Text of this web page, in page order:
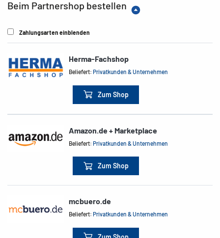
Beim Partnershop bestellen
Zahlungsarten einblenden
Herma-Fachshop
Beliefert:Privatkunden & Unternehmen
Zum Shop
Amazon.de + Marketplace
Beliefert:Privatkunden & Unternehmen
Zum Shop
mcbuero.de
Beliefert:Privatkunden & Unternehmen